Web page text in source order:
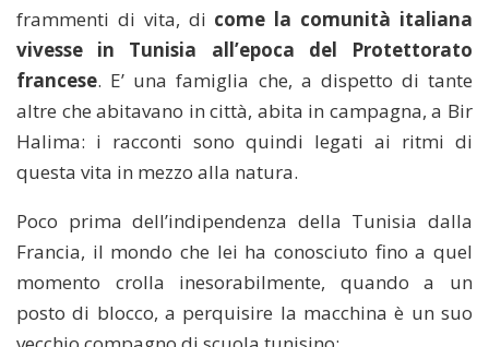
frammenti di vita, di come la comunità italiana
vivesse in Tunisia all’epoca del Protettorato
francese. E’ una famiglia che, a dispetto di tante
altre che abitavano in città, abita in campagna, a Bir
Halima: i racconti sono quindi legati ai ritmi di
questa vita in mezzo alla natura.
Poco prima dell’indipendenza della Tunisia dalla
Francia, il mondo che lei ha conosciuto fino a quel
momento crolla inesorabilmente, quando a un
posto di blocco, a perquisire la macchina è un suo